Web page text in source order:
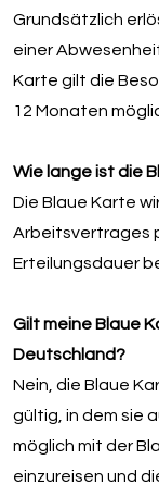
Grundsätzlich
einer
Karte gilt die
12 Monaten
Wie lange ist die
Die Blaue Karte
Arbeitsvertrages
Erteilungsdauer
Gilt meine Blaue
Deutschland?
Nein, die Blaue
gültig, in dem sie
möglich mit der
einzureisen und